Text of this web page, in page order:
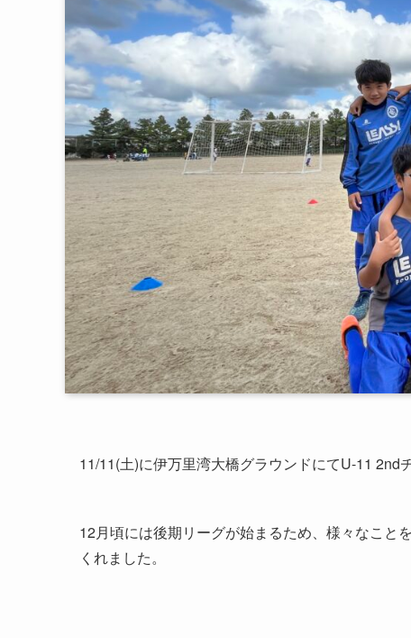
11/11(土)に伊万里湾大橋グラウンドにてU-11 2nd
12月頃には後期リーグが始まるため、様々なこと
くれました。